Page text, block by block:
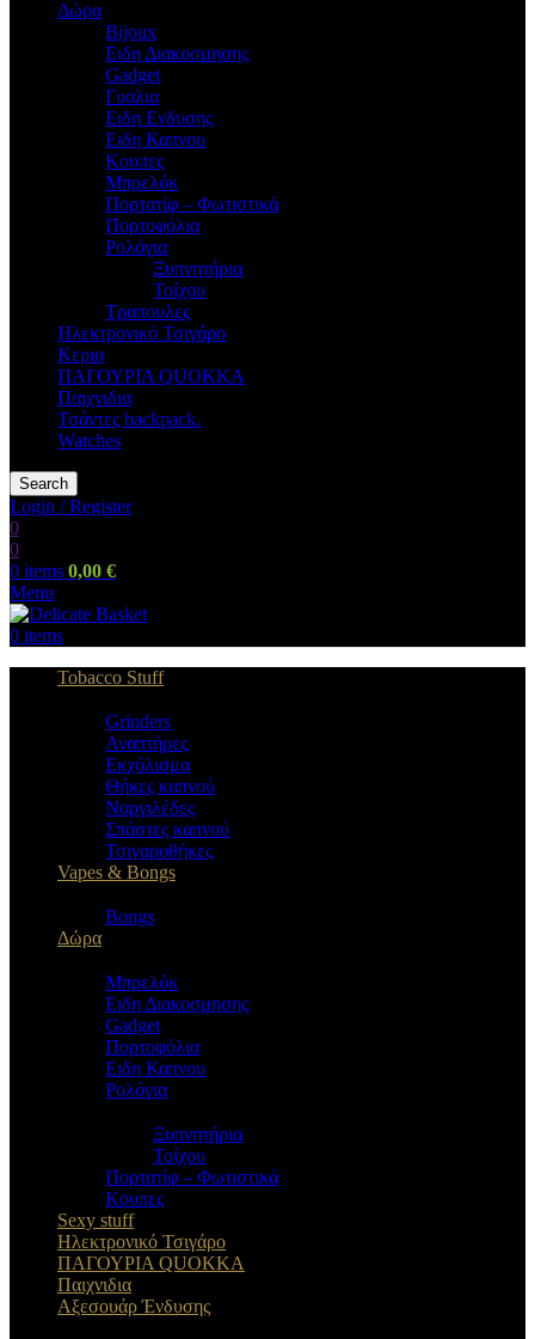
Δώρα
Bijoux
Eιδη Διακοσμησης
Gadget
Γυαλια
Ειδη Ενδυσης
Ειδη Καπνου
Κουπες
Μπρελόκ
Πορτατίφ – Φωτιστικά
Πορτοφόλια
Ρολόγια
Ξυπνητήρια
Τοίχου
Τραπουλες
Ηλεκτρονικό Τσιγάρο
Κερια
ΠΑΓΟΥΡΙΑ QUOKKA
Παιχνιδια
Τσάντες backpack.
Watches
Search
Login / Register
0
0
0 items 0,00 €
Menu
0 items
Tobacco Stuff
Grinders
Αναπτήρες
Εκχύλισμα
Θήκες καπνού
Ναργιλέδες
Σπάστες καπνού
Τσιγαροθήκες
Vapes & Bongs
Bongs
Δώρα
Μπρελόκ
Eιδη Διακοσμησης
Gadget
Πορτοφόλια
Ειδη Καπνου
Ρολόγια
Ξυπνητήρια
Τοίχου
Πορτατίφ – Φωτιστικά
Κουπες
Sexy stuff
Ηλεκτρονικό Τσιγάρο
ΠΑΓΟΥΡΙΑ QUOKKA
Παιχνιδια
Αξεσουάρ Ένδυσης